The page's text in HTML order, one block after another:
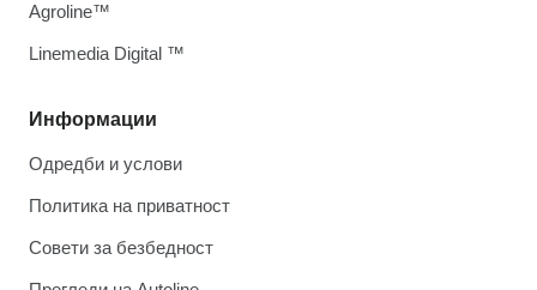
Информации
Одредби и услови
Политика на приватност
Совети за безбедност
Agroline™
Linemedia Digital ™